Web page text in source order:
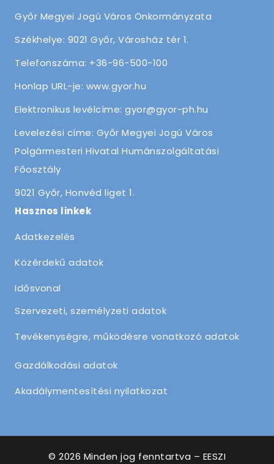
Győr Megyei Jogú Város Önkormányzata
Székhelye: 9021 Győr, Városház tér 1.
Telefonszáma: +36-96-500-100
Honlap URL-je: www.gyor.hu
Elektronikus levélcíme: gyor@gyor-ph.hu
Levelezési címe: Győr Megyei Jogú Város
Polgármesteri Hivatal Humánszolgáltatási
Főosztály
9021 Győr, Honvéd liget 1.
Hasznos linkek
Adatkezelés
Közérdekű adatok
Idősvonal
Szervezeti, személyzeti adatok
Tevékenységre, működésre vonatkozó adatok
Gazdálkodási adatok
Akadálymentesítési nyilatkozat
© 2026 Minden jog fenntartva – EESZI